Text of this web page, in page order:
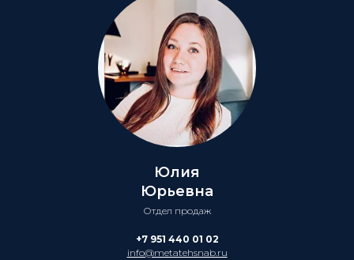
Юлия
Юрьевна
Отдел продаж
+7 951 440 01 02
info@metatehsnab.ru